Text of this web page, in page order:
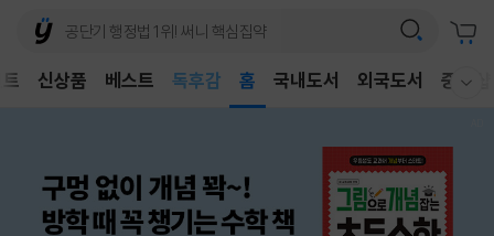
신상품 베스트
어린이
홈 국내도서 외국도서 중고샵